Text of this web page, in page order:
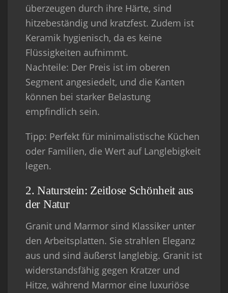
überzeugen durch ihre Härte, sind
hitzebeständig und kratzfest. Zudem ist
Keramik hygienisch, da es keine
Flüssigkeiten aufnimmt.
Nachteile: Der Preis ist im oberen
Segment angesiedelt, und die Kanten
können bei starker Belastung
empfindlich sein.
Tipp: Perfekt für minimalistische Küchen
oder Familien, die Wert auf Langlebigkeit
legen.
2. Naturstein: Zeitlose Schönheit aus
der Natur
Granit und Marmor sind Klassiker unter
den Arbeitsplatten. Sie strahlen Eleganz
aus und sind äußerst langlebig. Granit ist
widerstandsfähig gegen Kratzer und
Hitze, während Marmor eine luxuriöse